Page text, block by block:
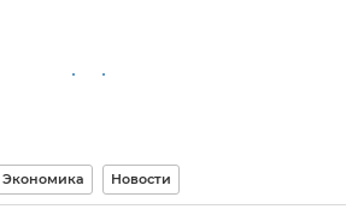
Экономика Новости